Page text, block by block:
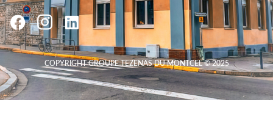
COPYRIGHT GROUPE TEZENAS DU MONTCEL © 2025